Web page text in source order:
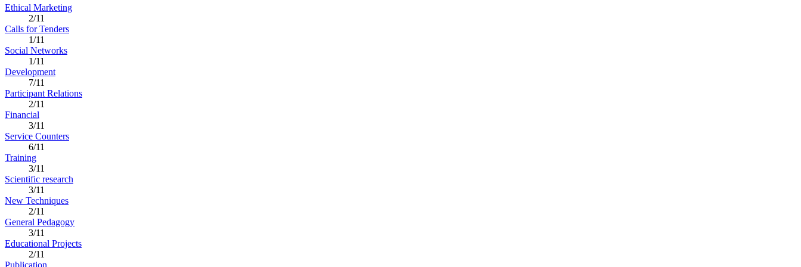
Ethical Marketing
2/11
Calls for Tenders
1/11
Social Networks
1/11
Development
7/11
Participant Relations
2/11
Financial
3/11
Service Counters
6/11
Training
3/11
Scientific research
3/11
New Techniques
2/11
General Pedagogy
3/11
Educational Projects
2/11